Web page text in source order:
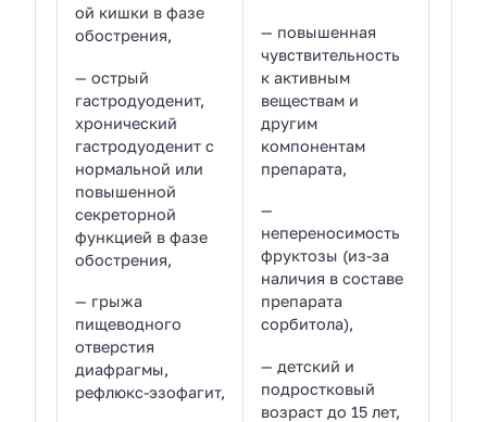
ой кишки в фазе
обострения,
— острый
гастродуоденит,
хронический
гастродуоденит с
нормальной или
повышенной
секреторной
функцией в фазе
обострения,
— грыжа
пищеводного
отверстия
диафрагмы,
рефлюкс-эзофагит,
— повышенная
чувствительность
к активным
веществам и
другим
компонентам
препарата,
—
непереносимость
фруктозы (из-за
наличия в составе
препарата
сорбитола),
— детский и
подростковый
возраст до 15 лет,